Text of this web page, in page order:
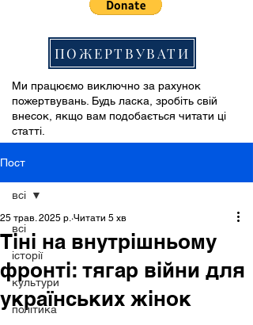
ПОЖЕРТВУВАТИ
Ми працюємо виключно за рахунок
пожертвувань. Будь ласка, зробіть свій
внесок, якщо вам подобається читати ці
статті.
Пост
всі
історії
культури
політика
всі
Тіні на внутрішньому
фронті: тягар війни для
українських жінок
25 трав. 2025 р. Читати 5 хв